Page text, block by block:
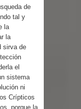
de
tal y
la
la
sirva de
el
sistema
ni
Crípticos
porque la